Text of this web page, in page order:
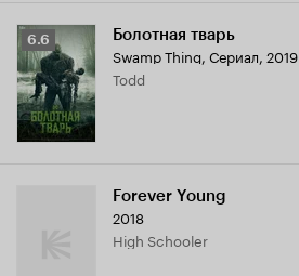
Рейтинг
Кинопоиска
6.6
6.6 Болотная тварь
Swamp Thing, Сериал, 2019
Todd
Forever Young
2018
High Schooler